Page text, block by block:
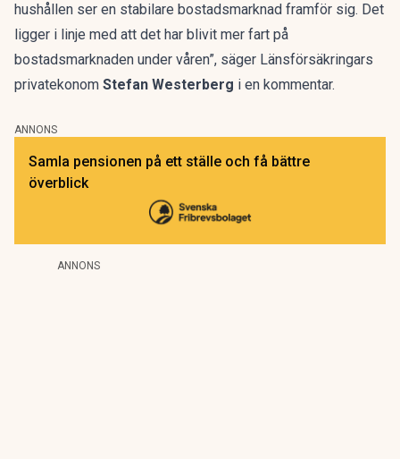
hushållen ser en stabilare bostadsmarknad framför sig. Det
ligger i linje med att det har blivit mer fart på
bostadsmarknaden under våren”, säger Länsförsäkringars
privatekonom Stefan Westerberg i en kommentar.
ANNONS
Samla pensionen på ett ställe och få bättre
överblick
ANNONS